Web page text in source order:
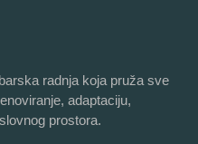
radnja koja pruža sve
adaptaciju,
prostora.